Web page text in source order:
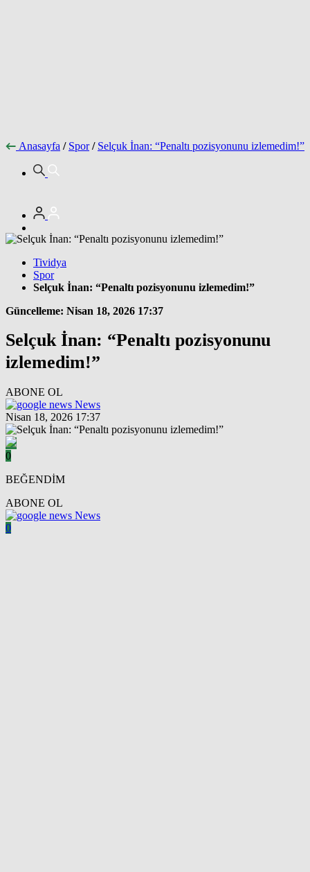
Anasayfa / Spor / Selçuk İnan: “Penaltı pozisyonunu izlemedim!”
Tividya
Spor
Selçuk İnan: “Penaltı pozisyonunu izlemedim!”
Güncelleme: Nisan 18, 2026 17:37
Selçuk İnan: “Penaltı pozisyonunu
izlemedim!”
ABONE OL
News
Nisan 18, 2026 17:37
0
BEĞENDİM
ABONE OL
News
0